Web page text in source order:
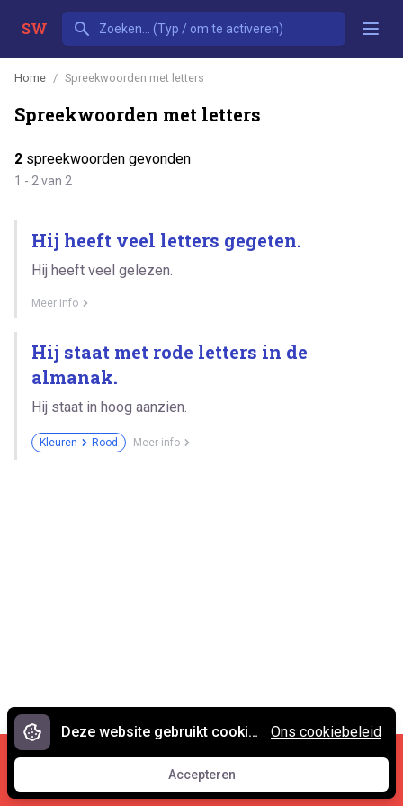
SW
Home Spreekwoorden met letters
Spreekwoorden met letters
2 spreekwoorden gevonden
1 - 2 van 2
Hij heeft veel letters gegeten.
Hij heeft veel gelezen.
Meer info
Hij staat met rode letters in de
almanak.
Hij staat in hoog aanzien.
Kleuren Rood Meer info
Cookies en privacy •
Contact
© 2007 - 2026 Spreekwoorden.nl
Deze website gebruikt cookies.
Accepteren
Accepteren
Ons cookiebeleid